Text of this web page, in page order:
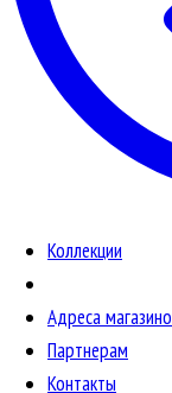
Коллекции
Адреса
Партнерам
Контакты